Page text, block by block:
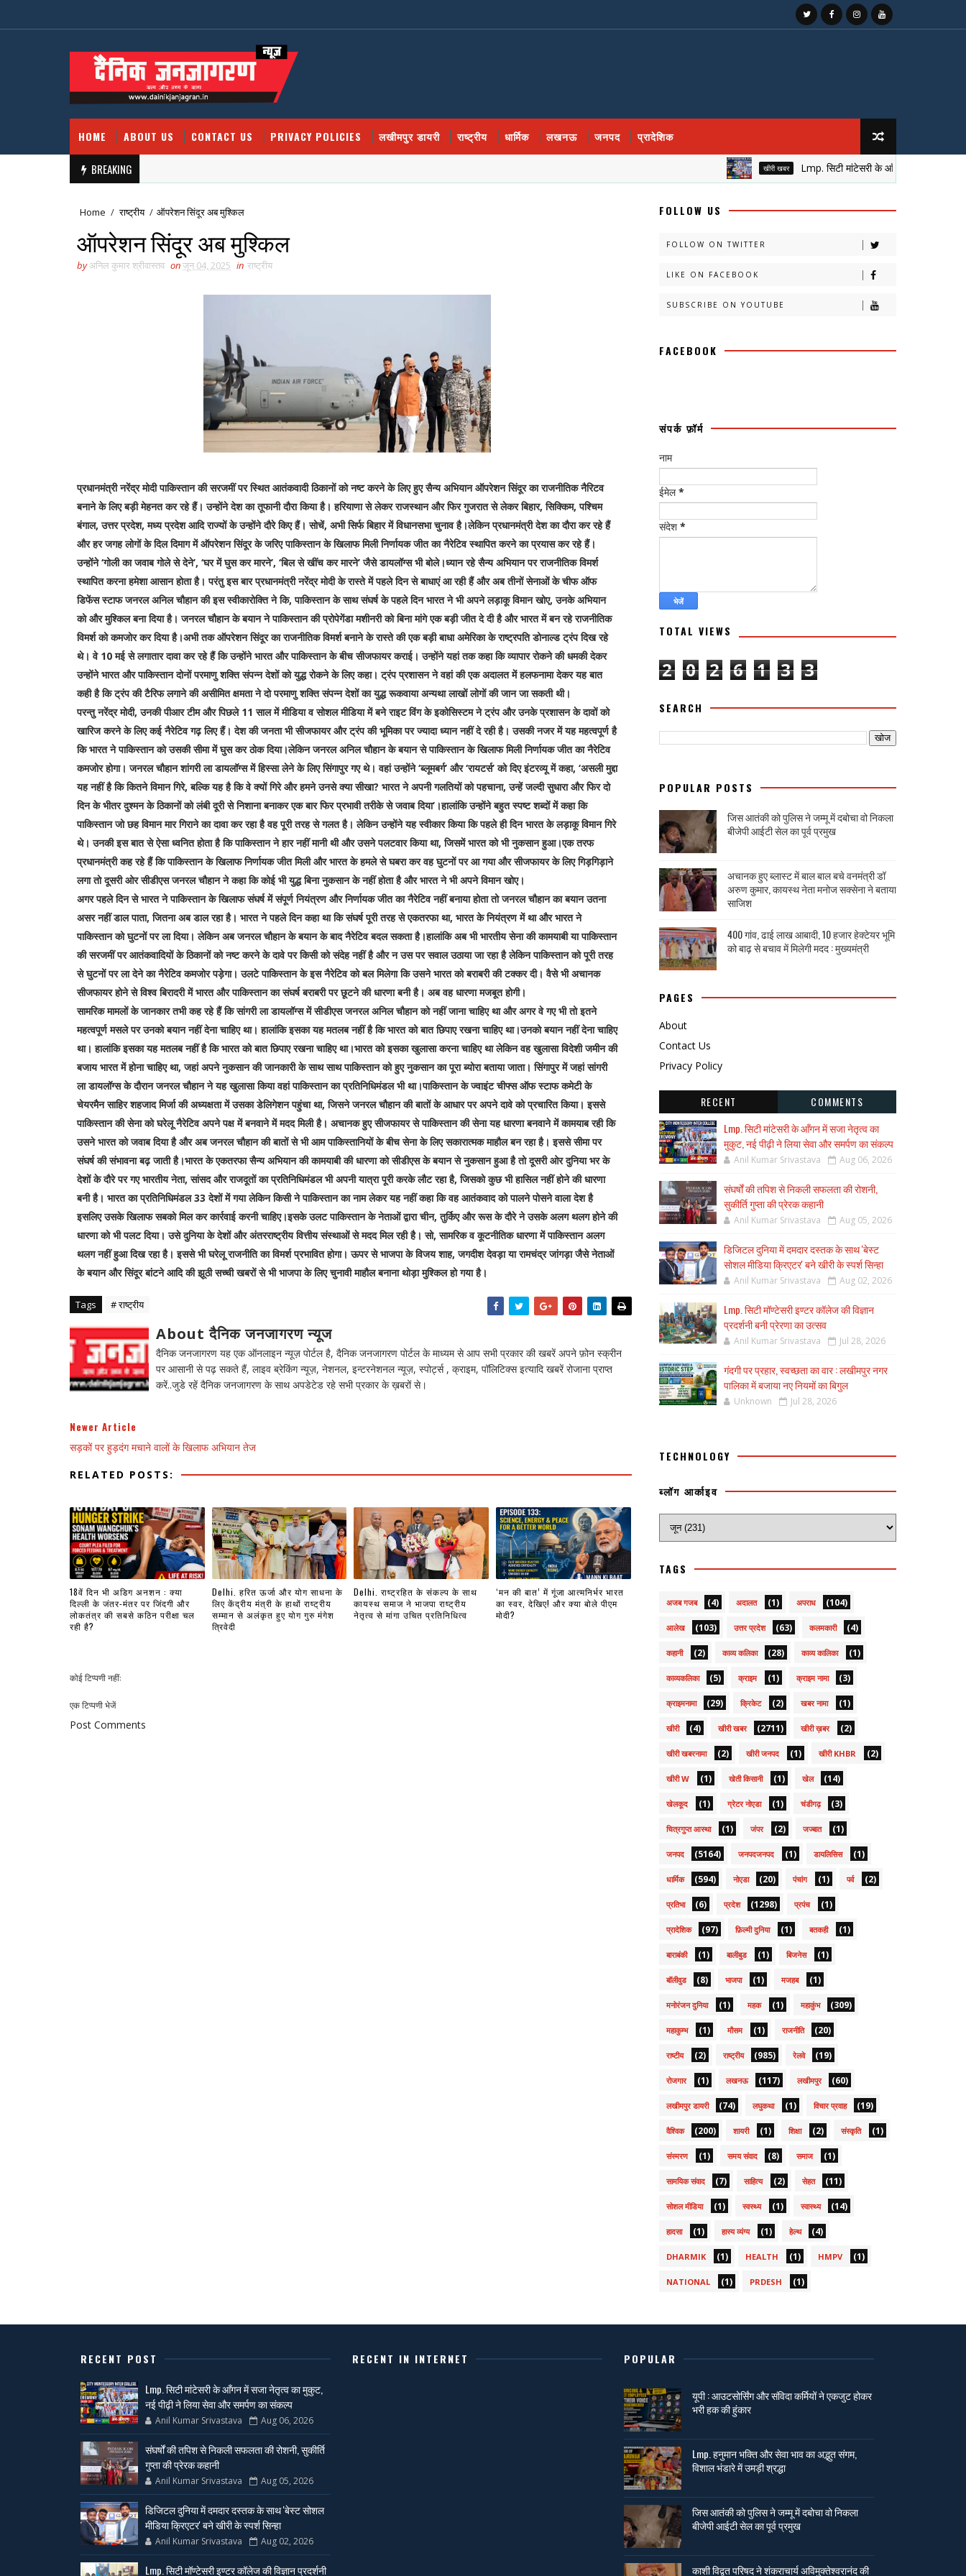
HOME ABOUT US CONTACT US PRIVACY POLICIES लखीमपुर डायरी राष्ट्रीय धार्मिक लखनऊ जनपद प्रादेशिक
BREAKING खीरी खबर Lmp. सिटी मांटेसरी के आँगन में सजा नेतृत्व का मुकुट,
Home / राष्ट्रीय / ऑपरेशन सिंदूर अब मुश्किल
ऑपरेशन सिंदूर अब मुश्किल
byअनिल कुमार श्रीवास्तव onजून 04, 2025 in राष्ट्रीय
प्रधानमंत्री नरेंद्र मोदी पाकिस्तान की सरजमीं पर स्थित आतंकवादी ठिकानों को नष्ट करने के लिए हुए सैन्य अभियान ऑपरेशन सिंदूर का राजनीतिक नैरिटव
बनाने के लिए बड़ी मेहनत कर रहे हैं। उन्होंने देश का तूफानी दौरा किया है। हरियाणा से लेकर राजस्थान और फिर गुजरात से लेकर बिहार, सिक्किम, पश्चिम
बंगाल, उत्तर प्रदेश, मध्य प्रदेश आदि राज्यों के उन्होंने दौरे किए हैं। सोचें, अभी सिर्फ बिहार में विधानसभा चुनाव है।लेकिन प्रधानमंत्री देश का दौरा कर रहे हैं
और हर जगह लोगों के दिल दिमाग में ऑपरेशन सिंदूर के जरिए पाकिस्तान के खिलाफ मिली निर्णायक जीत का नैरेटिव स्थापित करने का प्रयास कर रहे हैं।
उन्होंने ‘गोली का जवाब गोले से देने’, ‘घर में घुस कर मारने’, ‘बिल से खींच कर मारने’ जैसे डायलॉग्स भी बोले।ध्यान रहे सैन्य अभियान पर राजनीतिक विमर्श
स्थापित करना हमेशा आसान होता है। परंतु इस बार प्रधानमंत्री नरेंद्र मोदी के रास्ते में पहले दिन से बाधाएं आ रही हैं और अब तीनों सेनाओं के चीफ ऑफ
डिफेंस स्टाफ जनरल अनिल चौहान की इस स्वीकारोक्ति ने कि, पाकिस्तान के साथ संघर्ष के पहले दिन भारत ने भी अपने लड़ाकू विमान खोए, उनके अभियान
को और मुश्किल बना दिया है। जनरल चौहान के बयान ने पाकिस्तान की प्रोपेगेंडा मशीनरी को बिना मांगे एक बड़ी जीत दे दी है और भारत में बन रहे राजनीतिक
विमर्श को कमजोर कर दिया है।अभी तक ऑपरेशन सिंदूर का राजनीतिक विमर्श बनाने के रास्ते की एक बड़ी बाधा अमेरिका के राष्ट्रपति डोनाल्ड ट्रंप दिख रहे
थे। वे 10 मई से लगातार दावा कर रहे हैं कि उन्होंने भारत और पाकिस्तान के बीच सीजफायर कराई। उन्होंने यहां तक कहा कि व्यापार रोकने की धमकी देकर
उन्होंने भारत और पाकिस्तान दोनों परमाणु शक्ति संपन्न देशों को युद्ध रोकने के लिए कहा। ट्रंप प्रशासन ने वहां की एक अदालत में हलफनामा देकर यह बात
कही है कि ट्रंप की टैरिफ लगाने की असीमित क्षमता ने दो परमाणु शक्ति संपन्न देशों का युद्ध रूकवाया अन्यथा लाखों लोगों की जान जा सकती थी।
परन्तु नरेंद्र मोदी, उनकी पीआर टीम और पिछले 11 साल में मीडिया व सोशल मीडिया में बने राइट विंग के इकोसिस्टम ने ट्रंप और उनके प्रशासन के दावों को
खारिज करने के लिए कई नैरेटिव गढ़ लिए हैं। देश की जनता भी सीजफायर और ट्रंप की भूमिका पर ज्यादा ध्यान नहीं दे रही है। उसकी नजर में यह महत्वपूर्ण है
कि भारत ने पाकिस्तान को उसकी सीमा में घुस कर ठोक दिया।लेकिन जनरल अनिल चौहान के बयान से पाकिस्तान के खिलाफ मिली निर्णायक जीत का नैरेटिव
कमजोर होगा। जनरल चौहान शांगरी ला डायलॉग्स में हिस्सा लेने के लिए सिंगापुर गए थे। वहां उन्होंने ‘ब्लूमबर्ग’ और ‘रायटर्स’ को दिए इंटरव्यू में कहा, ‘असली मुद्दा
यह नहीं है कि कितने विमान गिरे, बल्कि यह है कि वे क्यों गिरे और हमने उनसे क्या सीखा? भारत ने अपनी गलतियों को पहचाना, उन्हें जल्दी सुधारा और फिर दो
दिन के भीतर दुश्मन के ठिकानों को लंबी दूरी से निशाना बनाकर एक बार फिर प्रभावी तरीके से जवाब दिया’।हालांकि उन्होंने बहुत स्पष्ट शब्दों में कहा कि
पाकिस्तान जो छह विमान मार गिराने का दावा कर रहा है वह पूरी तरह से गलत है। लेकिन उन्होंने यह स्वीकार किया कि पहले ही दिन भारत के लड़ाकू विमान गिरे
थे। उनकी इस बात से ऐसा ध्वनित होता है कि पाकिस्तान ने हार नहीं मानी थी और उसने पलटवार किया था, जिसमें भारत को भी नुकसान हुआ।एक तरफ
प्रधानमंत्री कह रहे हैं कि पाकिस्तान के खिलाफ निर्णायक जीत मिली और भारत के हमले से घबरा कर वह घुटनों पर आ गया और सीजफायर के लिए गिड़गिड़ाने
लगा तो दूसरी ओर सीडीएस जनरल चौहान ने कहा कि कोई भी युद्ध बिना नुकसान के नहीं होता है और भारत ने भी अपने विमान खोए।
अगर पहले दिन से भारत ने पाकिस्तान के खिलाफ संघर्ष में संपूर्ण नियंत्रण और निर्णायक जीत का नैरेटिव नहीं बनाया होता तो जनरल चौहान का बयान उतना
असर नहीं डाल पाता, जितना अब डाल रहा है। भारत ने पहले दिन कहा था कि संघर्ष पूरी तरह से एकतरफा था, भारत के नियंत्रण में था और भारत ने
पाकिस्तान को घुटनों पर ला दिया। लेकिन अब जनरल चौहान के बयान के बाद नैरेटिव बदल सकता है।हालांकि अब भी भारतीय सेना की कामयाबी या पाकिस्तान
की सरजमीं पर आतंकवादियों के ठिकानों को नष्ट करने के दावे पर किसी को संदेह नहीं है और न उस पर सवाल उठाया जा रहा है लेकिन पाकिस्तान को पूरी तरह
से घुटनों पर ला देने का नैरेटिव कमजोर पड़ेगा। उलटे पाकिस्तान के इस नैरेटिव को बल मिलेगा कि उसने भारत को बराबरी की टक्कर दी। वैसे भी अचानक
सीजफायर होने से विश्व बिरादरी में भारत और पाकिस्तान का संघर्ष बराबरी पर छूटने की धारणा बनी है। अब वह धारणा मजबूत होगी।
सामरिक मामलों के जानकार तभी कह रहे हैं कि सांगरी ला डायलॉग्स में सीडीएस जनरल अनिल चौहान को नहीं जाना चाहिए था और अगर वे गए भी तो इतने
महत्वपूर्ण मसले पर उनको बयान नहीं देना चाहिए था। हालांकि इसका यह मतलब नहीं है कि भारत को बात छिपाए रखना चाहिए था।उनको बयान नहीं देना चाहिए
था। हालांकि इसका यह मतलब नहीं है कि भारत को बात छिपाए रखना चाहिए था।भारत को इसका खुलासा करना चाहिए था लेकिन वह खुलासा विदेशी जमीन की
बजाय भारत में होना चाहिए था, जहां अपने नुकसान की जानकारी के साथ साथ पाकिस्तान को हुए नुकसान का पूरा ब्योरा बताया जाता। सिंगापुर में जहां सांगरी
ला डायलॉग्स के दौरान जनरल चौहान ने यह खुलासा किया वहां पाकिस्तान का प्रतिनिधिमंडल भी था।पाकिस्तान के ज्वाइंट चीफ्स ऑफ स्टाफ कमेटी के
चेयरमैन साहिर शहजाद मिर्जा की अध्यक्षता में उसका डेलिगेशन पहुंचा था, जिसने जनरल चौहान की बातों के आधार पर अपने दावे को प्रचारित किया। इससे
पाकिस्तान की सेना को घरेलू नैरेटिव अपने पक्ष में बनवाने में मदद मिली है। अचानक हुए सीजफायर से पाकिस्तान की सेना यह धारणा बनवाने में कामयाब रही कि
उसने भारत को जवाब दिया है और अब जनरल चौहान की बातों से भी आम पाकिस्तानियों के बीच सेना के लिए सकारात्मक माहौल बन रहा है। इससे सीमा पर
संघर्ष की संभावना बढ़ जाती है।भारत के एकतरफा सैन्य अभियान की कामयाबी की धारणा को सीडीएस के बयान से नुकसान हुआ है तो दूसरी ओर दुनिया भर के
देशों के दौरे पर गए भारतीय नेता, सांसद और राजदूतों का प्रतिनिधिमंडल भी अपनी यात्रा पूरी करके लौट रहा है, जिसको कुछ भी हासिल नहीं होने की धारणा
बनी है। भारत का प्रतिनिधिमंडल 33 देशों में गया लेकिन किसी ने पाकिस्तान का नाम लेकर यह नहीं कहा कि वह आतंकवाद को पालने पोसने वाला देश है
इसलिए उसके खिलाफ सबको मिल कर कार्रवाई करनी चाहिए।इसके उलट पाकिस्तान के नेताओं द्वारा चीन, तुर्किए और रूस के दौरे ने उसके अलग थलग होने की
धारणा को भी पलट दिया। उसे दुनिया के देशों और अंतरराष्ट्रीय वित्तीय संस्थाओं से मदद मिल रही है। सो, सामरिक व कूटनीतिक धारणा में पाकिस्तान अलग
थलग नहीं हुआ दिख रहा है। इससे भी घरेलू राजनीति का विमर्श प्रभावित होगा। ऊपर से भाजपा के विजय शाह, जगदीश देवड़ा या रामचंद्र जांगड़ा जैसे नेताओं
के बयान और सिंदूर बांटने आदि की झूठी सच्ची खबरों से भी भाजपा के लिए चुनावी माहौल बनाना थोड़ा मुश्किल हो गया है।
Tags # राष्ट्रीय
About दैनिक जनजागरण न्यूज
दैनिक जनजागरण यह एक ऑनलाइन न्यूज़ पोर्टल है, दैनिक जनजागरण पोर्टल के माध्यम से आप सभी प्रकार की खबरें अपने फ़ोन स्क्रीन
पर आसानी से पढ़ सकते हैं, लाइव ब्रेकिंग न्यूज़, नेशनल, इन्टरनेशनल न्यूज़, स्पोर्ट्स , क्राइम, पॉलिटिक्स इत्यादि खबरें रोजाना प्राप्त
करें..जुडे रहें दैनिक जनजागरण के साथ अपडेटेड रहे सभी प्रकार के ख़बरों से।
Newer Article
सड़कों पर हुड़दंग मचाने वालों के खिलाफ अभियान तेज
RELATED POSTS:
18वें दिन भी अडिग अनशन : क्या
दिल्ली के जंतर-मंतर पर जिंदगी और
लोकतंत्र की सबसे कठिन परीक्षा चल
रही है?
Delhi. हरित ऊर्जा और योग साधना के
लिए केंद्रीय मंत्री के हाथों राष्ट्रीय
सम्मान से अलंकृत हुए योग गुरु मंगेश
त्रिवेदी
Delhi. राष्ट्रहित के संकल्प के साथ
कायस्थ समाज ने भाजपा राष्ट्रीय
नेतृत्व से मांगा उचित प्रतिनिधित्व
‘मन की बात’ में गूंजा आत्मनिर्भर भारत
का स्वर, देखिए! और क्या बोले पीएम
मोदी?
कोई टिप्पणी नहीं:
एक टिप्पणी भेजें
Post Comments
FOLLOW US
FOLLOW ON TWITTER
LIKE ON FACEBOOK
SUBSCRIBE ON YOUTUBE
FACEBOOK
संपर्क फ़ॉर्म
नाम
ईमेल*
संदेश *
TOTAL VIEWS
2 0 2 6 1 3 3
SEARCH
POPULAR POSTS
जिस आतंकी को पुलिस ने जम्मू में दबोचा वो निकला
बीजेपी आईटी सेल का पूर्व प्रमुख
अचानक हुए ब्लास्ट में बाल बाल बचे वनमंत्री डॉ
अरुण कुमार, कायस्थ नेता मनोज सक्सेना ने बताया
साजिश
400 गांव, ढाई लाख आबादी, 10 हजार हेक्टेयर भूमि
को बाढ़ से बचाव में मिलेगी मदद : मुख्यमंत्री
PAGES
About
Contact Us
Privacy Policy
RECENT
COMMENTS
Lmp. सिटी मांटेसरी के आँगन में सजा नेतृत्व का
मुकुट, नई पीढ़ी ने लिया सेवा और समर्पण का संकल्प
Anil Kumar Srivastava Aug 06, 2026
संघर्षों की तपिश से निकली सफलता की रोशनी,
सुकीर्ति गुप्ता की प्रेरक कहानी
Anil Kumar Srivastava Aug 05, 2026
डिजिटल दुनिया में दमदार दस्तक के साथ 'बेस्ट
सोशल मीडिया क्रिएटर' बने खीरी के स्पर्श सिन्हा
Anil Kumar Srivastava Aug 02, 2026
Lmp. सिटी मॉण्टेसरी इण्टर कॉलेज की विज्ञान
प्रदर्शनी बनी प्रेरणा का उत्सव
Anil Kumar Srivastava Jul 28, 2026
गंदगी पर प्रहार, स्वच्छता का वार : लखीमपुर नगर
पालिका में बजाया नए नियमों का बिगुल
Unknown Jul 28, 2026
TECHNOLOGY
ब्लॉग आर्काइव
TAGS
अजब गजब (4) अदालत (1) अपराध (104)
आलेख (103) उत्तर प्रदेश (63) कलमकारी (4)
कहानी (2) काव्य कलिका (28) काव्य कालिका (1)
काव्यकलिका (5) क्राइम (1) क्राइम नामा (3)
क्राइमनामा (29) क्रिकेट (2) खबर नामा (1)
खीरी (4) खीरी खबर (2711) खीरी ख़बर (2)
खीरी खबरनामा (2) खीरी जनपद (1) खीरी KHBR (2)
खीरी W (1) खेती किसानी (1) खेल (14)
खेलकूद (1) ग्रेटर नोएडा (1) चंडीगढ़ (3)
चित्रगुप्त आस्था (1) जंपर (2) जज्बात (1)
जनपद (5164) जनपदजनपद (1) डायलिसिस (1)
धार्मिक (594) नोएडा (20) पंचांग (1) पर्व (2)
प्रतिभा (6) प्रदेश (1298) प्रपंच (1)
प्रादेशिक (97) फ़िल्मी दुनिया (1) बतकही (1)
बाराबंकी (1) बालीबुड (1) बिजनेस (1)
बॉलीवुड (8) भाजपा (1) मजहब (1)
मनोरंजन दुनिया (1) महक (1) महाकुंभ (309)
महाकुम्भ (1) मौसम (1) राजनीति (20)
राष्टीय (2) राष्ट्रीय (985) रेलवे (19)
रोजगार (1) लखनऊ (117) लखीमपुर (60)
लखीमपुर डायरी (74) लघुकथा (1) विचार प्रवाह (19)
वैश्विक (200) शायरी (1) शिक्षा (2) संस्कृति (1)
संस्मरण (1) समय संवाद (8) समाज (1)
सामयिक संवाद (7) साहित्य (2) सेहत (11)
सोशल मीडिया (1) स्वस्थ्य (1) स्वास्थ्य (14)
हादसा (1) हास्य व्यंग्य (1) हेल्थ (4)
DHARMIK (1) HEALTH (1) HMPV (1)
NATIONAL (1) PRDESH (1)
RECENT POST
Lmp. सिटी मांटेसरी के आँगन में सजा नेतृत्व का मुकुट,
नई पीढ़ी ने लिया सेवा और समर्पण का संकल्प
Anil Kumar Srivastava Aug 06, 2026
संघर्षों की तपिश से निकली सफलता की रोशनी, सुकीर्ति
गुप्ता की प्रेरक कहानी
Anil Kumar Srivastava Aug 05, 2026
डिजिटल दुनिया में दमदार दस्तक के साथ 'बेस्ट सोशल
मीडिया क्रिएटर' बने खीरी के स्पर्श सिन्हा
Anil Kumar Srivastava Aug 02, 2026
Lmp. सिटी मॉण्टेसरी इण्टर कॉलेज की विज्ञान प्रदर्शनी
RECENT IN INTERNET POPULAR
यूपी : आउटसोर्सिंग और संविदा कर्मियों ने एकजुट होकर
भरी हक की हुंकार
Lmp. हनुमान भक्ति और सेवा भाव का अद्भुत संगम,
विशाल भंडारे में उमड़ी श्रद्धा
जिस आतंकी को पुलिस ने जम्मू में दबोचा वो निकला
बीजेपी आईटी सेल का पूर्व प्रमुख
काशी विद्वत परिषद ने शंकराचार्य अविमुक्तेश्वरानंद की